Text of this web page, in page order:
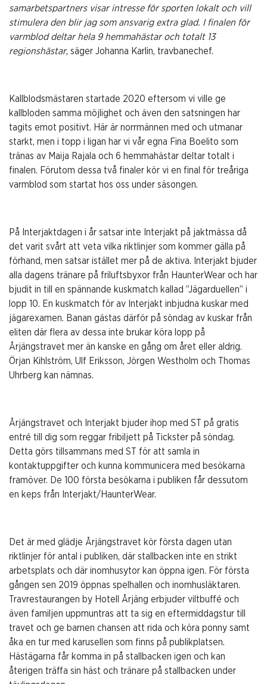
samarbetspartners visar intresse för sporten lokalt och vill
stimulera den blir jag som ansvarig extra glad. I finalen för
varmblod deltar hela 9 hemmahästar och totalt 13
regionshästar, säger Johanna Karlin, travbanechef.
Kallblodsmästaren startade 2020 eftersom vi ville ge
kallbloden samma möjlighet och även den satsningen har
tagits emot positivt. Här är norrmännen med och utmanar
starkt, men i topp i ligan har vi vår egna Fina Boelito som
tränas av Maija Rajala och 6 hemmahästar deltar totalt i
finalen. Förutom dessa två finaler kör vi en final för treåriga
varmblod som startat hos oss under säsongen.
På Interjaktdagen i år satsar inte Interjakt på jaktmässa då
det varit svårt att veta vilka riktlinjer som kommer gälla på
förhand, men satsar istället mer på de aktiva. Interjakt bjuder
alla dagens tränare på friluftsbyxor från HaunterWear och har
bjudit in till en spännande kuskmatch kallad ”Jägarduellen” i
lopp 10. En kuskmatch för av Interjakt inbjudna kuskar med
jägarexamen. Banan gästas därför på söndag av kuskar från
eliten där flera av dessa inte brukar köra lopp på
Årjängstravet mer än kanske en gång om året eller aldrig.
Örjan Kihlström, Ulf Eriksson, Jörgen Westholm och Thomas
Uhrberg kan nämnas.
Årjängstravet och Interjakt bjuder ihop med ST på gratis
entré till dig som reggar fribiljett på Tickster på söndag.
Detta görs tillsammans med ST för att samla in
kontaktuppgifter och kunna kommunicera med besökarna
framöver. De 100 första besökarna i publiken får dessutom
en keps från Interjakt/HaunterWear.
Det är med glädje Årjängstravet kör första dagen utan
riktlinjer för antal i publiken, där stallbacken inte en strikt
arbetsplats och där inomhusytor kan öppna igen. För första
gången sen 2019 öppnas spelhallen och inomhusläktaren.
Travrestaurangen by Hotell Årjäng erbjuder viltbuffé och
även familjen uppmuntras att ta sig en eftermiddagstur till
travet och ge barnen chansen att rida och köra ponny samt
åka en tur med karusellen som finns på publikplatsen.
Hästägarna får komma in på stallbacken igen och kan
återigen träffa sin häst och tränare på stallbacken under